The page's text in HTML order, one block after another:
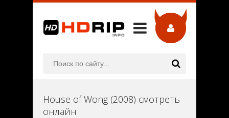
House of Wong (2008) смотреть
онлайн